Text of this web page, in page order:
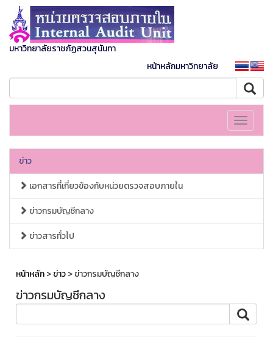
มหาวิทยาลัยราชภัฏสวนสุนันทา
หน้าหลักมหาวิทยาลัย
Toggle
ข่าว
เอกสารที่เกี่ยวข้องกับหน่วยตรวจสอบภายใน
ข่าวกรมบัญชีกลาง
ข่าวสารทั่วไป
หน้าหลัก>ข่าว> ข่าวกรมบัญชีกลาง
ข่าวกรมบัญชีกลาง